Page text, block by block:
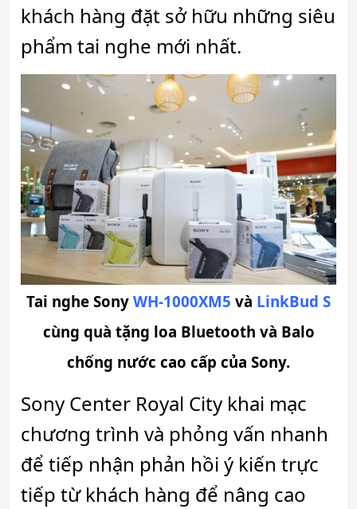
khách hàng đặt sở hữu những siêu
phẩm tai nghe mới nhất.
Tai nghe Sony WH-1000XM5 và LinkBud S
cùng quà tặng loa Bluetooth và Balo
chống nước cao cấp của Sony.
Sony Center Royal City khai mạc
chương trình và phỏng vấn nhanh
để tiếp nhận phản hồi ý kiến trực
tiếp từ khách hàng để nâng cao